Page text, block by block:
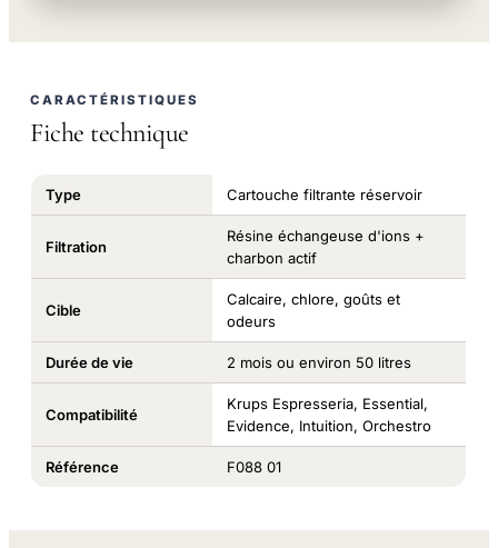
CARACTÉRISTIQUES
Fiche technique
Type Cartouche filtrante réservoir
Filtration
Résine échangeuse d'ions +
charbon actif
Cible
Calcaire, chlore, goûts et
odeurs
Durée de vie 2 mois ou environ 50 litres
Compatibilité
Krups Espresseria, Essential,
Evidence, Intuition, Orchestro
Référence F088 01